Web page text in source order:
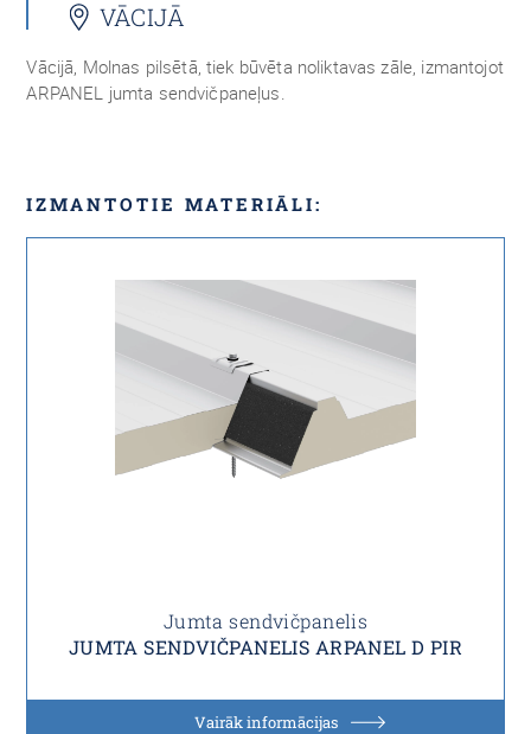
VĀCIJĀ
Vācijā, Molnas pilsētā, tiek būvēta noliktavas zāle, izmantojot
ARPANEL jumta sendvičpaneļus.
IZMANTOTIE MATERIĀLI:
Jumta sendvičpanelis
JUMTA SENDVIČPANELIS ARPANEL D PIR
Vairāk informācijas